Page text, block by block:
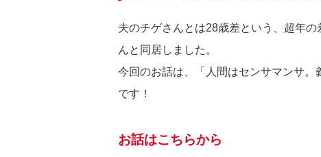
夫のチゲさんとは28歳差という、超年
んと同居しました。
今回のお話は、「人間はセンサマンサ
です！
お話はこちらから